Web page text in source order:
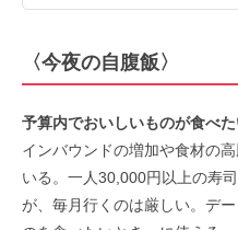
〈今夜の自腹飯〉
予算内でおいしいものが食べた
インバウンドの増加や食材の
いる。一人30,000円以上の寿
が、毎月行くのは厳しい。デ